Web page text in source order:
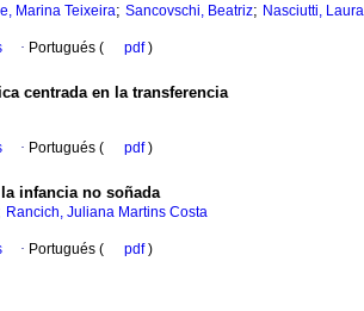
Marina Teixeira; Sancovschi, Beatriz; Nasciutti,
· Portugués ( pdf)
centrada en la transferencia
· Portugués ( pdf)
infancia no soñada
Rancich, Juliana Martins Costa
· Portugués ( pdf)